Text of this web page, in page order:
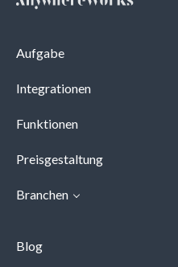
Aufgabe
Integrationen
Funktionen
Preisgestaltung
Branchen
Blog